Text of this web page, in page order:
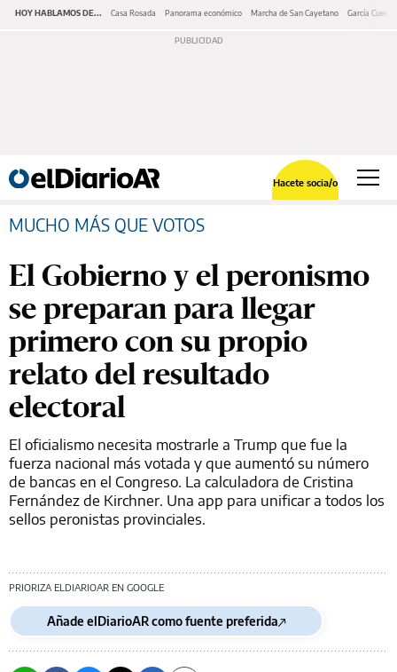
HOY HABLAMOS DE... Casa Rosada Panorama económico Marcha de San Cayetano García Cuerva
Hacete socia/o
MUCHO MÁS QUE VOTOS
El Gobierno y el peronismo
se preparan para llegar
primero con su propio
relato del resultado
electoral
El oficialismo necesita mostrarle a Trump que fue la
fuerza nacional más votada y que aumentó su número
de bancas en el Congreso. La calculadora de Cristina
Fernández de Kirchner. Una app para unificar a todos los
sellos peronistas provinciales.
PRIORIZA ELDIARIOAR EN GOOGLE
Añade elDiarioAR como fuente preferida